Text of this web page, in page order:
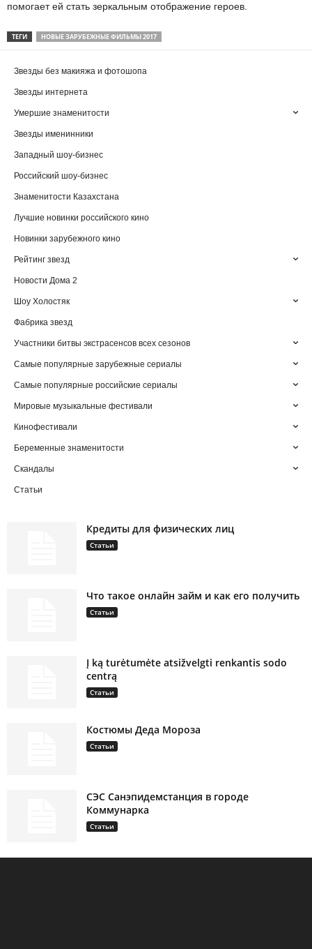
помогает ей стать зеркальным отображение героев.
ТЕГИ НОВЫЕ ЗАРУБЕЖНЫЕ ФИЛЬМЫ 2017
Звезды без макияжа и фотошопа
Звезды интернета
Умершие знаменитости
Звезды именинники
Западный шоу-бизнес
Российский шоу-бизнес
Знаменитости Казахстана
Лучшие новинки российского кино
Новинки зарубежного кино
Рейтинг звезд
Новости Дома 2
Шоу Холостяк
Фабрика звезд
Участники битвы экстрасенсов всех сезонов
Самые популярные зарубежные сериалы
Самые популярные российские сериалы
Мировые музыкальные фестивали
Кинофестивали
Беременные знаменитости
Скандалы
Статьи
Кредиты для физических лиц
Статьи
Что такое онлайн займ и как его получить
Статьи
Į ką turėtumėte atsižvelgti renkantis sodo
centrą
Статьи
Костюмы Деда Мороза
Статьи
СЭС Санэпидемстанция в городе
Коммунарка
Статьи